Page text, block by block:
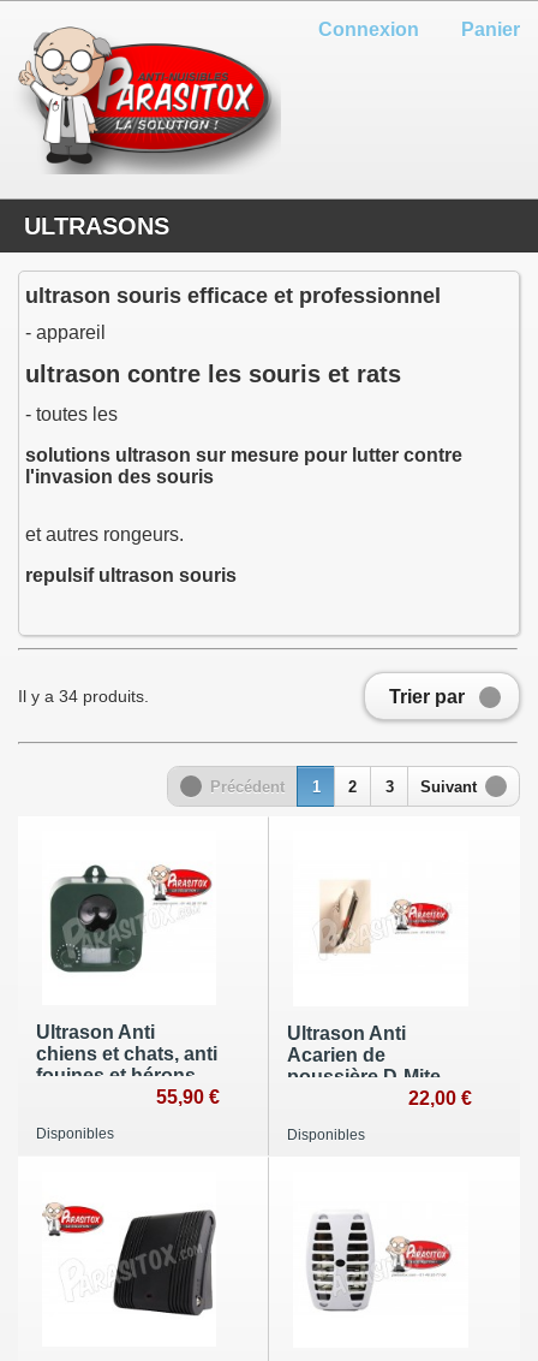
Panier
Connexion
ULTRASONS
ultrason souris efficace et professionnel
- appareil
ultrason contre les souris et rats
- toutes les
solutions ultrason sur mesure pour lutter contre
l'invasion des souris
et autres rongeurs.
repulsif ultrason souris
Trier par
Il y a 34 produits.
Précédent 1 2 3 Suivant
Ultrason Anti
chiens et chats, anti
fouines et hérons,
Protector Solaire
55,90 €
Disponibles
Ultrason Anti
Acarien de
poussière D-Mite
Away portable22,00 €
Disponibles